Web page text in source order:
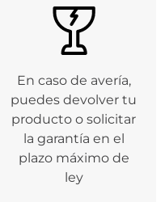
En caso de avería,
puedes devolver tu
producto o solicitar
la garantía en el
plazo máximo de
ley